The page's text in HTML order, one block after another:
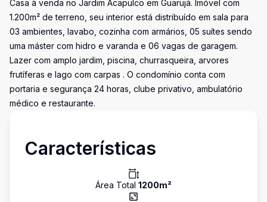
Casa à venda no Jardim Acapulco em Guarujá. Imóvel com
1.200m² de terreno, seu interior está distribuído em sala para
03 ambientes, lavabo, cozinha com armários, 05 suítes sendo
uma máster com hidro e varanda e 06 vagas de garagem.
Lazer com amplo jardim, piscina, churrasqueira, arvores
frutíferas e lago com carpas . O condomínio conta com
portaria e segurança 24 horas, clube privativo, ambulatório
médico e restaurante.
Características
Área Total 1200m²